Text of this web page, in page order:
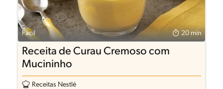
Fácil 20 min
Receita de Curau Cremoso com
Mucininho
Receitas Nestlé